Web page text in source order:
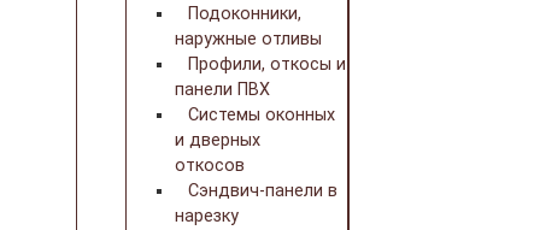
Подоконники,
наружные отливы
Профили, откосы и
панели ПВХ
Системы оконных
и дверных
откосов
Сэндвич-панели в
нарезку